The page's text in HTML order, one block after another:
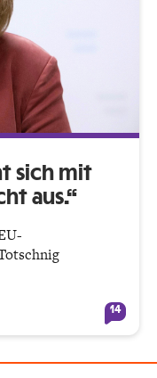
sich mit
aus.“
14